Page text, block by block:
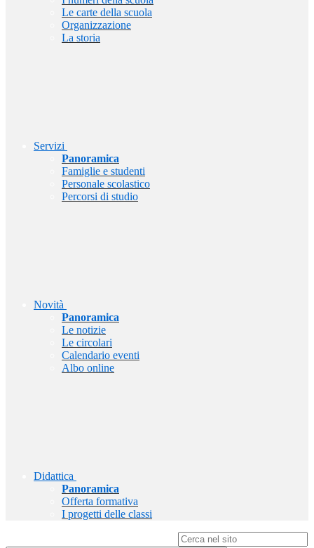
Le carte della scuola
Organizzazione
La storia
Servizi
Panoramica
Famiglie e studenti
Personale scolastico
Percorsi di studio
Novità
Panoramica
Le notizie
Le circolari
Calendario eventi
Albo online
Didattica
Panoramica
Offerta formativa
I progetti delle classi